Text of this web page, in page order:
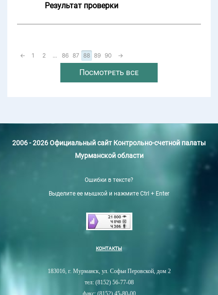
Результат проверки
← 1 2 ... 86 87 88 89 90 →
Посмотреть все
2006 - 2026 Официальный сайт Контрольно-счетной палаты
Мурманской области
Ошибки в тексте?
Выделите ее мышкой и нажмите Ctrl + Enter
КОНТАКТЫ
183016, г. Мурманск, ул. Софьи Перовской, дом 2
тел: (8152) 56-77-08